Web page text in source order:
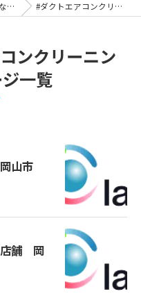
岡山県岡山市のハウスクリーニングならクレール #ダクトエアコンクリーニング
ンクリーニン
一覧
山市
店舗 岡